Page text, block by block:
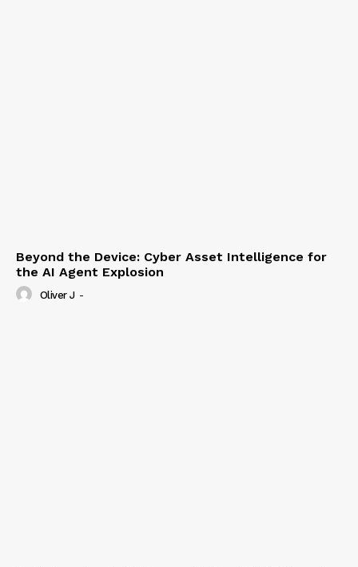
Beyond the Device: Cyber Asset Intelligence for
the AI Agent Explosion
Oliver J -